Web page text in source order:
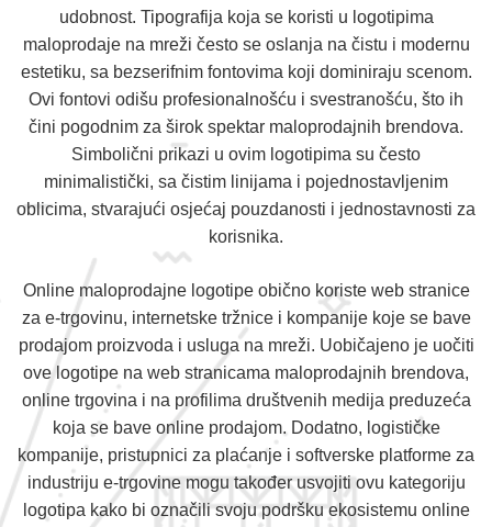
udobnost. Tipografija koja se koristi u logotipima
maloprodaje na mreži često se oslanja na čistu i modernu
estetiku, sa bezserifnim fontovima koji dominiraju scenom.
Ovi fontovi odišu profesionalnošću i svestranošću, što ih
čini pogodnim za širok spektar maloprodajnih brendova.
Simbolični prikazi u ovim logotipima su često
minimalistički, sa čistim linijama i pojednostavljenim
oblicima, stvarajući osjećaj pouzdanosti i jednostavnosti za
korisnika.
Online maloprodajne logotipe obično koriste web stranice
za e-trgovinu, internetske tržnice i kompanije koje se bave
prodajom proizvoda i usluga na mreži. Uobičajeno je uočiti
ove logotipe na web stranicama maloprodajnih brendova,
online trgovina i na profilima društvenih medija preduzeća
koja se bave online prodajom. Dodatno, logističke
kompanije, pristupnici za plaćanje i softverske platforme za
industriju e-trgovine mogu također usvojiti ovu kategoriju
logotipa kako bi označili svoju podršku ekosistemu online